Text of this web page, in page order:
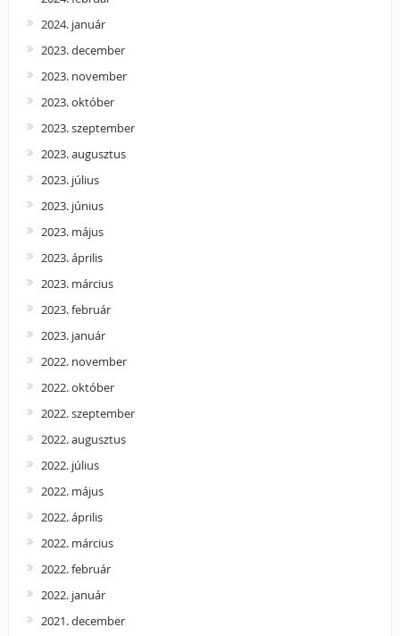
2024. január
2023. december
2023. november
2023. október
2023. szeptember
2023. augusztus
2023. július
2023. június
2023. május
2023. április
2023. március
2023. február
2023. január
2022. november
2022. október
2022. szeptember
2022. augusztus
2022. július
2022. május
2022. április
2022. március
2022. február
2022. január
2021. december